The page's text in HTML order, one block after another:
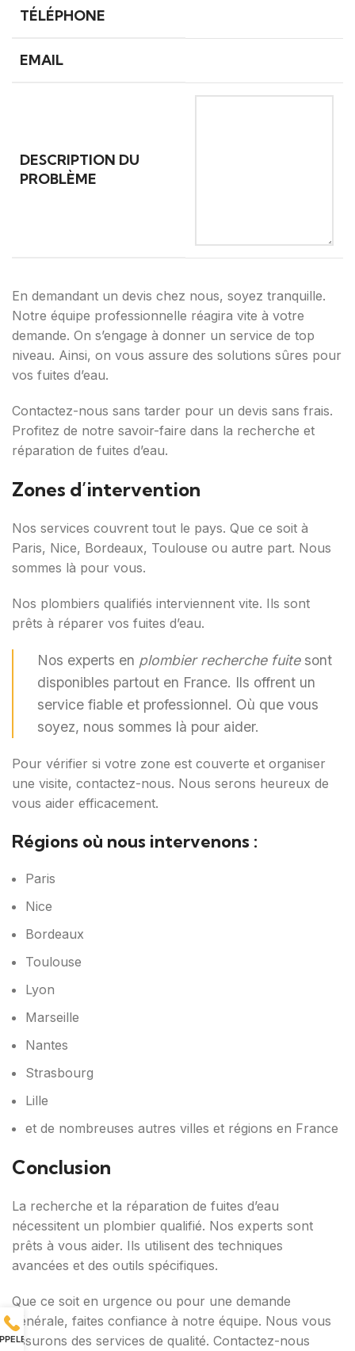
TÉLÉPHONE
EMAIL
DESCRIPTION DU
PROBLÈME
En demandant un devis chez nous, soyez tranquille.
Notre équipe professionnelle réagira vite à votre
demande. On s’engage à donner un service de top
niveau. Ainsi, on vous assure des solutions sûres pour
vos fuites d’eau.
Contactez-nous sans tarder pour un devis sans frais.
Profitez de notre savoir-faire dans la recherche et
réparation de fuites d’eau.
Zones d’intervention
Nos services couvrent tout le pays. Que ce soit à
Paris, Nice, Bordeaux, Toulouse ou autre part. Nous
sommes là pour vous.
Nos plombiers qualifiés interviennent vite. Ils sont
prêts à réparer vos fuites d’eau.
Nos experts en plombier recherche fuitesont
disponibles partout en France. Ils offrent un
service fiable et professionnel. Où que vous
soyez, nous sommes là pour aider.
Pour vérifier si votre zone est couverte et organiser
une visite, contactez-nous. Nous serons heureux de
vous aider efficacement.
Régions où nous intervenons :
Paris
Nice
Bordeaux
Toulouse
Lyon
Marseille
Nantes
Strasbourg
Lille
et de nombreuses autres villes et régions en France
Conclusion
La recherche et la réparation de fuites d’eau
nécessitent un plombier qualifié. Nos experts sont
prêts à vous aider. Ils utilisent des techniques
avancées et des outils spécifiques.
Que ce soit en urgence ou pour une demande
générale, faites confiance à notre équipe. Nous vous
assurons des services de qualité. Contactez-nous